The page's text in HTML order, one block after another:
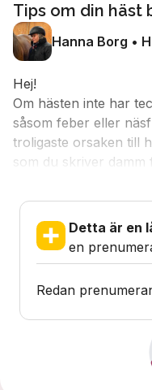
Tips om din häst
Hanna Borg •
Hej!
Om hästen inte har
såsom feber eller
troligaste orsaken till
som du skriver damm
Detta är en
en
Redan